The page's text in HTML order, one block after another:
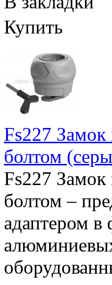
Купить
Fs227
болтом
Fs227
болтом –
адаптером в